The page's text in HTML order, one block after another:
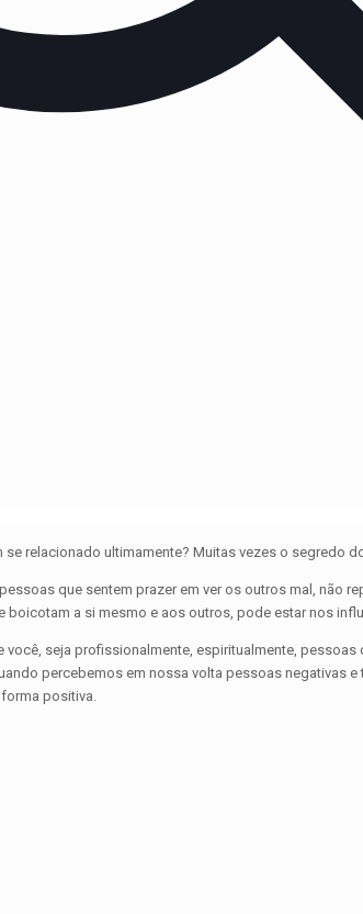
relacionado ultimamente? Muitas vezes o segredo
que sentem prazer em ver os outros mal, não
a si mesmo e aos outros, pode estar nos
seja profissionalmente, espiritualmente,
percebemos em nossa volta pessoas negativas
positiva.